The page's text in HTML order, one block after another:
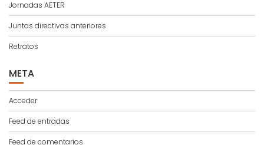
Jornadas AETER
Juntas directivas anteriores
Retratos
META
Acceder
Feed de entradas
Feed de comentarios